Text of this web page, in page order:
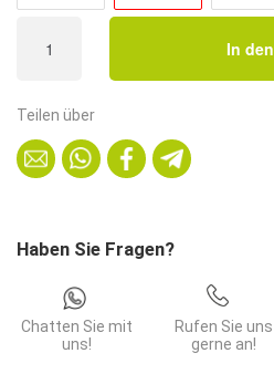
70x70
|
LV
Marmor
Gusseisen
Menge
In
Teilen über
Haben Sie Fragen?
Chatten Sie mit
uns!
Rufen Sie uns
gerne an!